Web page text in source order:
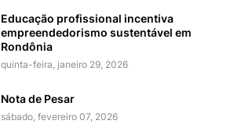
Educação profissional incentiva
empreendedorismo sustentável em
Rondônia
quinta-feira, janeiro 29, 2026
Nota de Pesar
sábado, fevereiro 07, 2026